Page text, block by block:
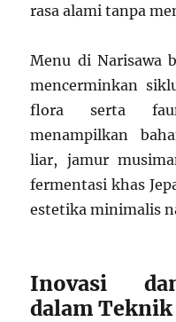
rasa alami tanpa
Menu di Narisawa
mencerminkan
flora serta
menampilkan
liar, jamur
fermentasi khas
estetika minimalis
Inovasi
dalam